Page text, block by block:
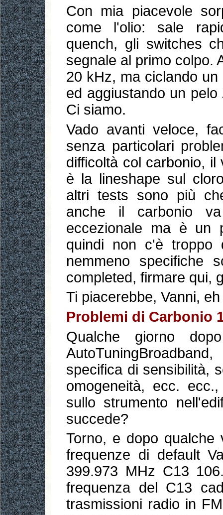
Con mia piacevole
come l'olio: sale
quench, gli switches
segnale al primo colpo.
20 kHz, ma ciclando
ed aggiustando un
Ci siamo.
Vado avanti veloce,
senza particolari
difficoltà col carbonio, il
è la lineshape sul
altri tests sono più
anche il carbonio
eccezionale ma è un
quindi non c'è troppo
nemmeno specifiche
completed, firmare qui,
Ti piacerebbe, Vanni,
Problemi di Carbonio
Qualche giorno
specifica di sensibilità,
omogeneità, ecc.
sullo strumento
succede?
Torno, e dopo
frequenze di default
399.973 MHz C13
frequenza del C13
trasmissioni radio in